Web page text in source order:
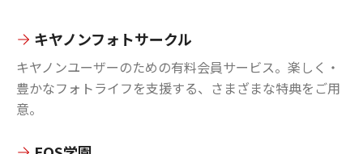
キヤノンフォトサークル
キヤノンユーザーのための有料会員サービス。楽しく・
豊かなフォトライフを支援する、さまざまな特典をご用
意。